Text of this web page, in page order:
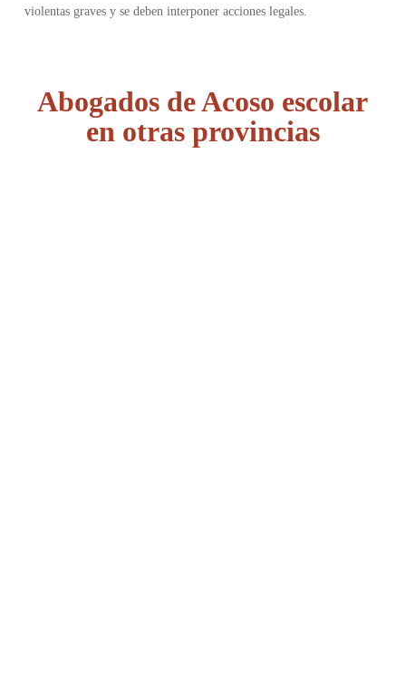
violentas graves y se deben interponer acciones legales.
Abogados de Acoso escolar
en otras provincias